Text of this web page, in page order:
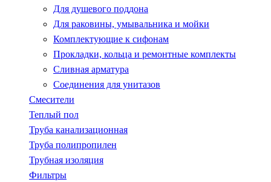
Для душевого поддона
Для раковины, умывальника и мойки
Комплектующие к сифонам
Прокладки, кольца и ремонтные комплекты
Сливная арматура
Соединения для унитазов
Смесители
Теплый пол
Труба канализационная
Труба полипропилен
Трубная изоляция
Фильтры